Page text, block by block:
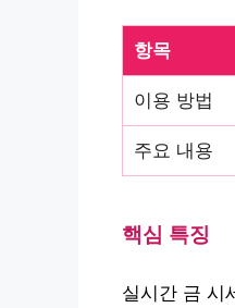
항목
이용 방법
주요 내용
핵심 특징
실시간 금 시